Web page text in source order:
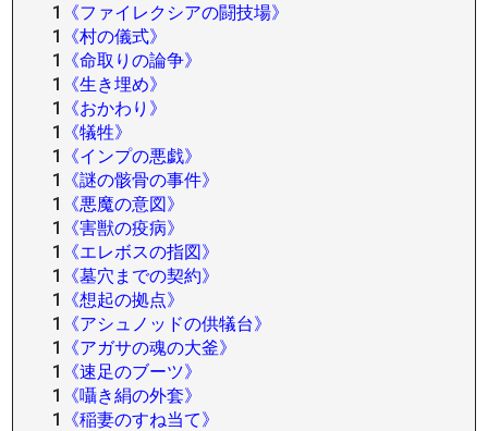
1
《ファイレクシアの闘技場》
1
《村の儀式》
1
《命取りの論争》
1
《生き埋め》
1
《おかわり》
1
《犠牲》
1
《インプの悪戯》
1
《謎の骸骨の事件》
1
《悪魔の意図》
1
《害獣の疫病》
1
《エレボスの指図》
1
《墓穴までの契約》
1
《想起の拠点》
1
《アシュノッドの供犠台》
1
《アガサの魂の大釜》
1
《速足のブーツ》
1
《囁き絹の外套》
1
《稲妻のすね当て》